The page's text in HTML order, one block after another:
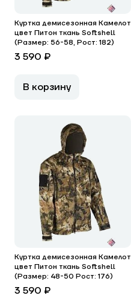
Куртка демисезонная Камелот
цвет Питон ткань Softshell
(Размер: 56-58, Рост: 182)
3 590 ₽
В корзину
Куртка демисезонная Камелот
цвет Питон ткань Softshell
(Размер: 48-50 Рост: 176)
3 590 ₽